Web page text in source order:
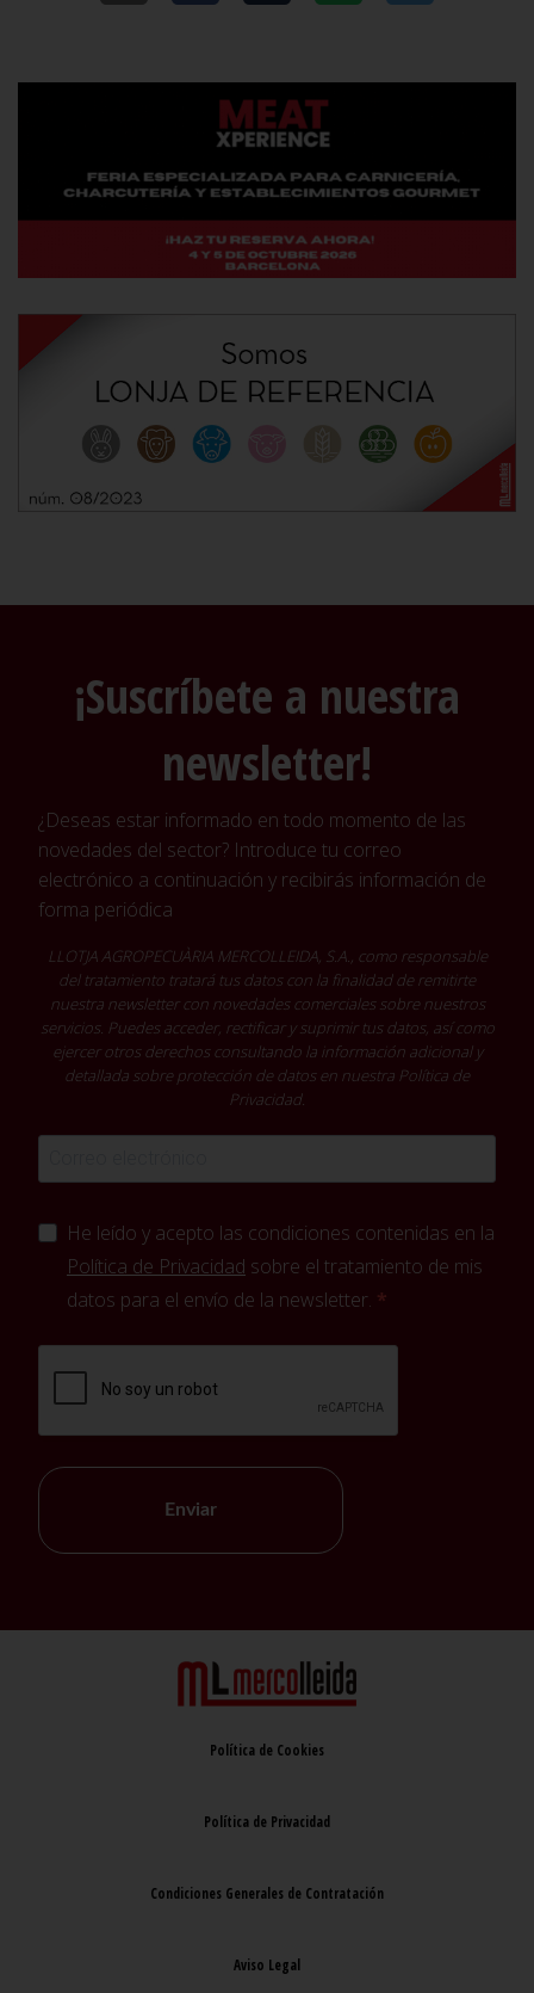
¡Suscríbete a nuestra
newsletter!
¿Deseas estar informado en todo momento de las
novedades del sector? Introduce tu correo
electrónico a continuación y recibirás información de
forma periódica
LLOTJA AGROPECUÀRIA MERCOLLEIDA, S.A., como responsable
del tratamiento tratará tus datos con la finalidad de remitirte
nuestra newsletter con novedades comerciales sobre nuestros
servicios. Puedes acceder, rectificar y suprimir tus datos, así como
ejercer otros derechos consultando la información adicional y
detallada sobre protección de datos en nuestra Política de
Privacidad.
He leído y acepto las condiciones contenidas en la
Política de Privacidad sobre el tratamiento de mis
datos para el envío de la newsletter.
Enviar
Política de Cookies
Política de Privacidad
Condiciones Generales de Contratación
Aviso Legal